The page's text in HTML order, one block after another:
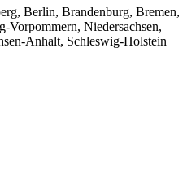
Berlin, Brandenburg, Bremen,
Vorpommern, Niedersachsen,
Anhalt, Schleswig-Holstein